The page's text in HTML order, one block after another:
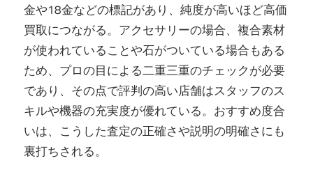
金や18金などの標記があり、純度が高いほど高価
買取につながる。アクセサリーの場合、複合素材
が使われていることや石がついている場合もある
ため、プロの目による二重三重のチェックが必要
であり、その点で評判の高い店舗はスタッフのス
キルや機器の充実度が優れている。おすすめ度合
いは、こうした査定の正確さや説明の明確さにも
裏打ちされる。